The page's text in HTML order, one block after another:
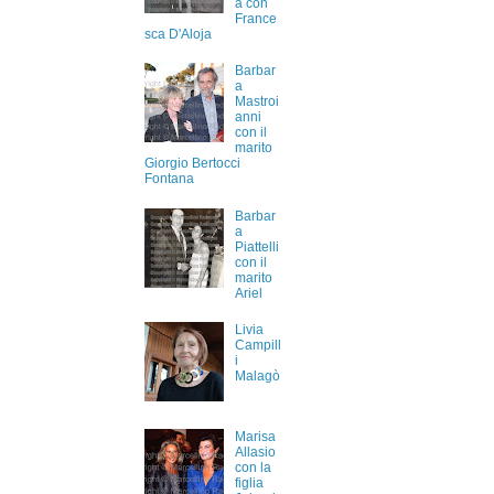
a con
France
sca D'Aloja
Barbar
a
Mastroi
anni
con il
marito
Giorgio Bertocci
Fontana
Barbar
a
Piattelli
con il
marito
Ariel
Livia
Campill
i
Malagò
Marisa
Allasio
con la
figlia